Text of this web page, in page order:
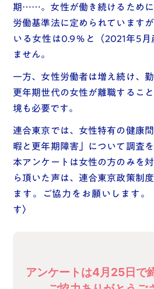
期……。女性が働き続けるために
労働基準法に定められています
いる女性は0.9％と（2021年5
ません。
一方、女性労働者は増え続け、
更年期世代の女性が離職するこ
境も必要です。
連合東京では、女性特有の健康
暇と更年期障害」について調査
本アンケートは女性の方のみを
ら頂いた声は、連合東京政策制
ます。ご協力をお願いします。
す〉
アンケートは4月25日で